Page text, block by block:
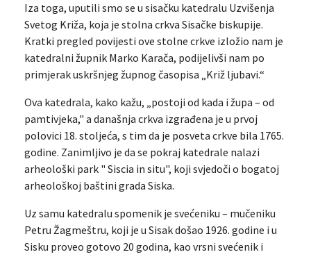
Iza toga, uputili smo se u sisačku katedralu Uzvišenja
Svetog Križa, koja je stolna crkva Sisačke biskupije.
Kratki pregled povijesti ove stolne crkve izložio nam je
katedralni župnik Marko Karača, podijelivši nam po
primjerak uskršnjeg župnog časopisa „Križ ljubavi.“
Ova katedrala, kako kažu, „postoji od kada i župa – od
pamtivjeka," a današnja crkva izgrađena je u prvoj
polovici 18. stoljeća, s tim da je posveta crkve bila 1765.
godine. Zanimljivo je da se pokraj katedrale nalazi
arheološki park " Siscia in situ", koji svjedoči o bogatoj
arheološkoj baštini grada Siska.
Uz samu katedralu spomenik je svećeniku – mučeniku
Petru Žagmeštru, koji je u Sisak došao 1926. godine i u
Sisku proveo gotovo 20 godina, kao vrsni svećenik i